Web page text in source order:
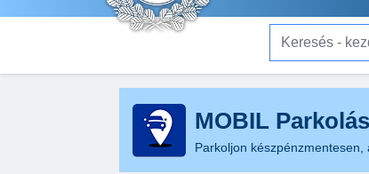
Keresés -
MOBIL Parkolás
Parkoljon készpénzmentesen,